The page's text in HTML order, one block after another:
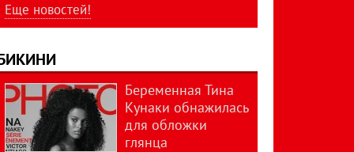
Еще новостей!
Беременная Тина
Кунаки обнажилась
для обложки
глянца